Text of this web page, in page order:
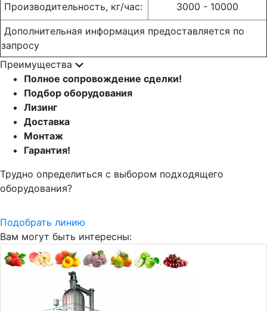
Производительность, кг/час:
3000 - 10000
Дополнительная информация предоставляется по
запросу
Преимущества
Полное сопровождение сделки!
Подбор оборудования
Лизинг
Доставка
Монтаж
Гарантия!
Трудно определиться с выбором подходящего
оборудования?
Подобрать линию
Вам могут быть интересны: